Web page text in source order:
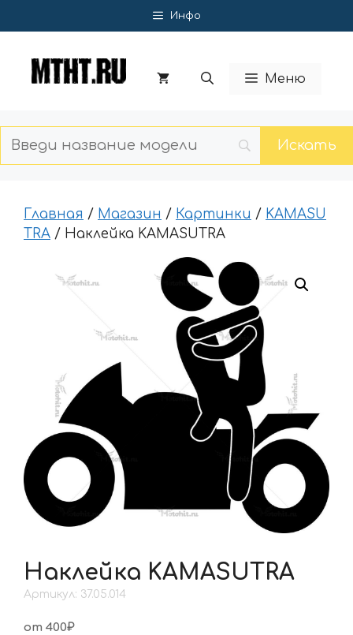
к
Инфо
Меню
Главная / Магазин / Картинки / KAMASU
TRA / Наклейка KAMASUTRA
Наклейка KAMASUTRA
Артикул: 37.05.014
от 400₽